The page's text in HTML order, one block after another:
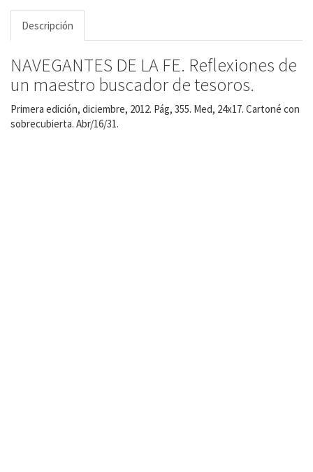
Descripción
NAVEGANTES DE LA FE. Reflexiones de
un maestro buscador de tesoros.
Primera edición, diciembre, 2012. Pág, 355. Med, 24x17. Cartoné con
sobrecubierta. Abr/16/31.